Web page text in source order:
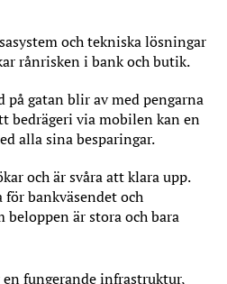
och tekniska lösningar
rånrisken i bank och butik.
på gatan blir av med pengarna
bedrägeri via mobilen kan en
alla sina besparingar.
och är svåra att klara upp.
för bankväsendet och
beloppen är stora och bara
fungerande infrastruktur,